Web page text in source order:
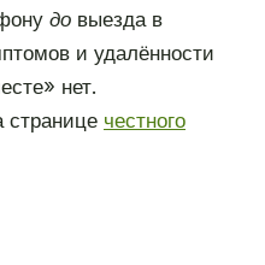
до выезда в
и удалённости
нет.
странице честного